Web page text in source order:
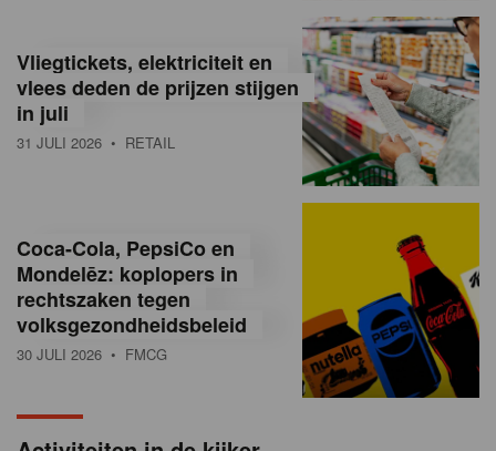
g
ë
e
a
Vliegtickets, elektriciteit en
vlees deden de prijzen stijgen
in juli
31 JULI 2026 • RETAIL
Coca-Cola, PepsiCo en
Mondelēz: koplopers in
rechtszaken tegen
volksgezondheidsbeleid
30 JULI 2026 • FMCG